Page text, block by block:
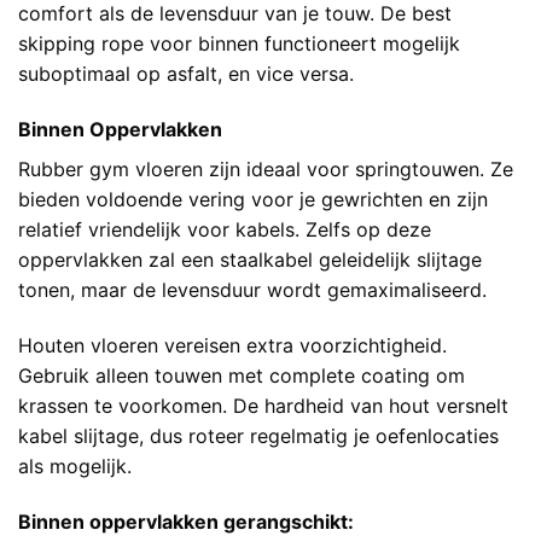
comfort als de levensduur van je touw. De best
skipping rope voor binnen functioneert mogelijk
suboptimaal op asfalt, en vice versa.
Binnen Oppervlakken
Rubber gym vloeren zijn ideaal voor springtouwen. Ze
bieden voldoende vering voor je gewrichten en zijn
relatief vriendelijk voor kabels. Zelfs op deze
oppervlakken zal een staalkabel geleidelijk slijtage
tonen, maar de levensduur wordt gemaximaliseerd.
Houten vloeren vereisen extra voorzichtigheid.
Gebruik alleen touwen met complete coating om
krassen te voorkomen. De hardheid van hout versnelt
kabel slijtage, dus roteer regelmatig je oefenlocaties
als mogelijk.
Binnen oppervlakken gerangschikt: